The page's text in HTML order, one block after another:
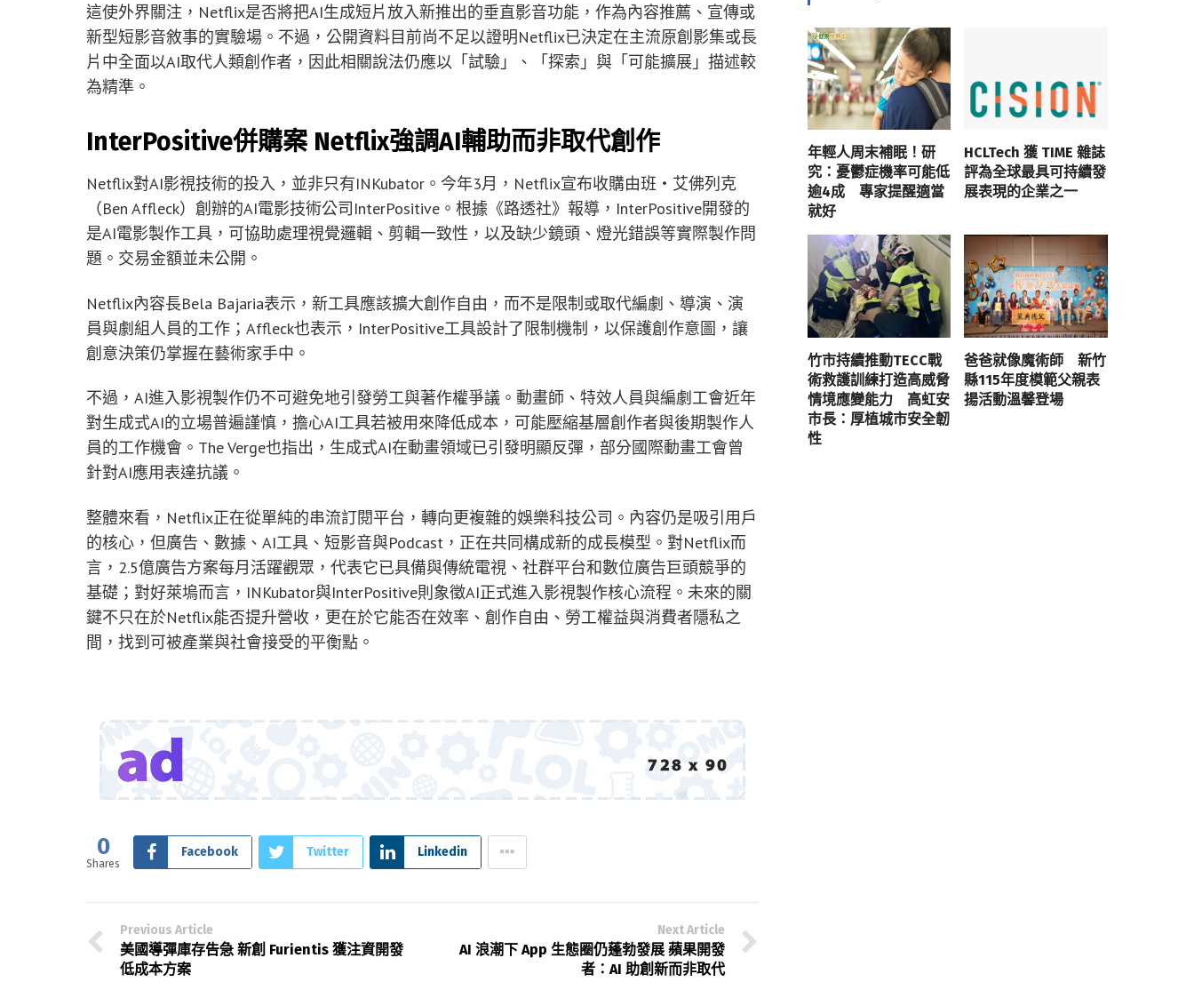
這使外界關注，Netflix是否將把AI生成短片放入新推出的垂直影音功能，作為內容推薦、宣傳或
新型短影音敘事的實驗場。不過，公開資料目前尚不足以證明Netflix已決定在主流原創影集或長
片中全面以AI取代人類創作者，因此相關說法仍應以「試驗」、「探索」與「可能擴展」描述較
為精準。
InterPositive併購案 Netflix強調AI輔助而非取代創作
Netflix對AI影視技術的投入，並非只有INKubator。今年3月，Netflix宣布收購由班・艾佛列克
（Ben Affleck）創辦的AI電影技術公司InterPositive。根據《路透社》報導，InterPositive開發的
是AI電影製作工具，可協助處理視覺邏輯、剪輯一致性，以及缺少鏡頭、燈光錯誤等實際製作問
題。交易金額並未公開。
Netflix內容長Bela Bajaria表示，新工具應該擴大創作自由，而不是限制或取代編劇、導演、演
員與劇組人員的工作；Affleck也表示，InterPositive工具設計了限制機制，以保護創作意圖，讓
創意決策仍掌握在藝術家手中。
不過，AI進入影視製作仍不可避免地引發勞工與著作權爭議。動畫師、特效人員與編劇工會近年
對生成式AI的立場普遍謹慎，擔心AI工具若被用來降低成本，可能壓縮基層創作者與後期製作人
員的工作機會。The Verge也指出，生成式AI在動畫領域已引發明顯反彈，部分國際動畫工會曾
針對AI應用表達抗議。
整體來看，Netflix正在從單純的串流訂閱平台，轉向更複雜的娛樂科技公司。內容仍是吸引用戶
的核心，但廣告、數據、AI工具、短影音與Podcast，正在共同構成新的成長模型。對Netflix而
言，2.5億廣告方案每月活躍觀眾，代表它已具備與傳統電視、社群平台和數位廣告巨頭競爭的
基礎；對好萊塢而言，INKubator與InterPositive則象徵AI正式進入影視製作核心流程。未來的關
鍵不只在於Netflix能否提升營收，更在於它能否在效率、創作自由、勞工權益與消費者隱私之
間，找到可被產業與社會接受的平衡點。
0
Shares
Facebook Twitter Linkedin
Previous Article
美國導彈庫存告急 新創 Furientis 獲注資開發
低成本方案
Next Article
AI 浪潮下 App 生態圈仍蓬勃發展 蘋果開發
者：AI 助創新而非取代
年輕人周末補眠！研
究：憂鬱症機率可能低
逾4成 專家提醒適當
就好
HCLTech 獲 TIME 雜誌
評為全球最具可持續發
展表現的企業之一
竹市持續推動TECC戰
術救護訓練打造高威脅
情境應變能力 高虹安
市長：厚植城市安全韌
性
爸爸就像魔術師 新竹
縣115年度模範父親表
揚活動溫馨登場